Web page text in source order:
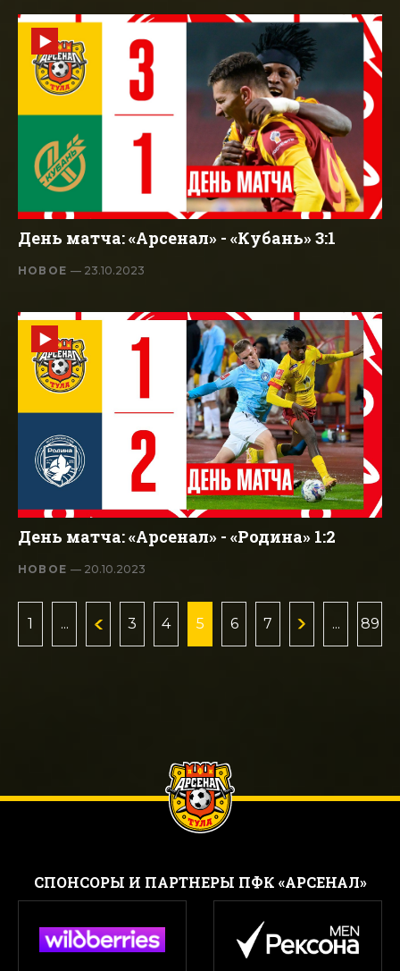
День матча: «Арсенал» - «Кубань» 3:1
НОВОЕ— 23.10.2023
День матча: «Арсенал» - «Родина» 1:2
НОВОЕ— 20.10.2023
1 ... 3 4 5 6 7 ... 89
CПОНСОРЫ И ПАРТНЕРЫ ПФК «АРСЕНАЛ»